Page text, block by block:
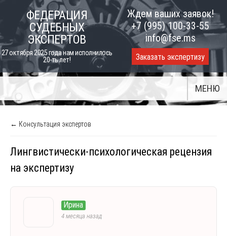
content
ФЕДЕРАЦИЯ
СУДЕБНЫХ
ЭКСПЕРТОВ
27 октября 2025 года нам исполнилось
20-ть лет!
Ждем ваших заявок!
+7 (995) 100-33-55
info@fse.ms
Заказать экспертизу
МЕНЮ
← Консультация экспертов
Лингвистически-психологическая рецензия
на экспертизу
Ирина
4 месяца назад